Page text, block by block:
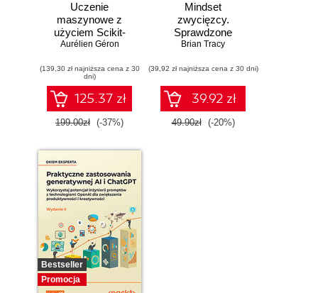
Uczenie
maszynowe z
użyciem Scikit-
Learn i PyTorch.
narzędzia i techniki
umożliwiające
konstruowanie
inteligentnych
systemów
Aurélien Géron
(139,30 zł najniższa cena z 30
dni)
125.37 zł
199.00zł (-37%)
Mindset
zwycięzcy.
Sprawdzone
strategie na drodze
Brian Tracy
(39,92 zł najniższa cena z 30 dni)
39.92 zł
49.90zł (-20%)
Bestseller
Promocja